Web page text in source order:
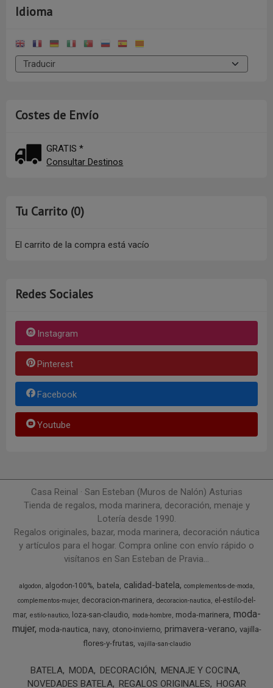
Idioma
Costes de Envío
GRATIS *
Consultar Destinos
Tu Carrito (0)
El carrito de la compra está vacío
Redes Sociales
Instagram
Pinterest
Facebook
Youtube
Casa Reinal · San Esteban (Muros de Nalón) Asturias
Tienda de regalos, moda marinera, decoración, menaje y
Lotería desde 1990.
Regalos originales, bazar, moda marinera, decoración náutica
y artículos para el hogar. Compra online con envío rápido o
visítanos en San Esteban de Pravia...
algodon algodon-100% batela calidad-batela
complementos-de-moda
complementos-mujer decoracion-marinera decoracion-nautica
el-estilo-del-
mar estilo-nautico loza-san-claudio moda-hombre moda-marinera moda-
mujer moda-nautica navy otono-invierno primavera-verano vajilla-
flores-y-frutas vajilla-san-claudio
BATELA MODA DECORACIÓN
MENAJE Y COCINA
NOVEDADES BATELA REGALOS ORIGINALES HOGAR